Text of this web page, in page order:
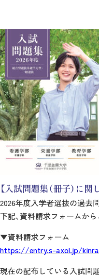
【入試問題集（冊子）に関
2026年度入学者選抜の過去
下記、資料請求フォームから
▼資料請求フォーム
https://entry.s-axol.jp/
現在の配布している入試問